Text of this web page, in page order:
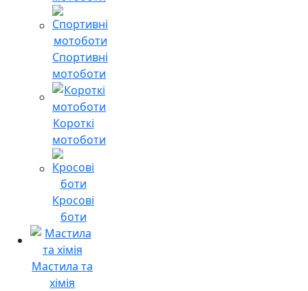
Спортивні
мотоботи
Короткі
мотоботи
Кросові
боти
Мастила та
хімія